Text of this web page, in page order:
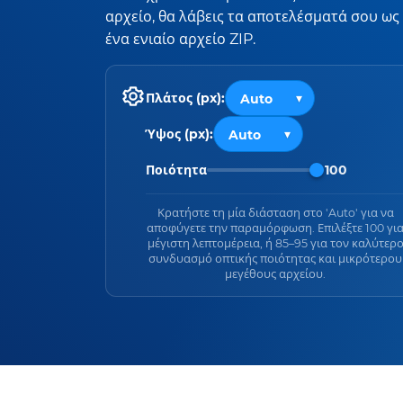
αρχείο, θα λάβεις τα αποτελέσματά σου ως
ένα ενιαίο αρχείο ZIP.
Πλάτος (px):
Ύψος (px):
Ποιότητα 100
Κρατήστε τη μία διάσταση στο 'Auto' για να
αποφύγετε την παραμόρφωση. Επιλέξτε 100 για
μέγιστη λεπτομέρεια, ή 85–95 για τον καλύτερο
συνδυασμό οπτικής ποιότητας και μικρότερου
μεγέθους αρχείου.